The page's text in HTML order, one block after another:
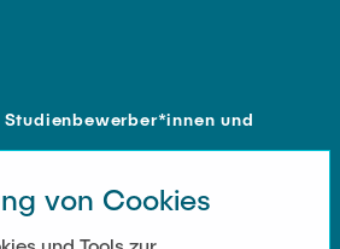
und
von Cookies